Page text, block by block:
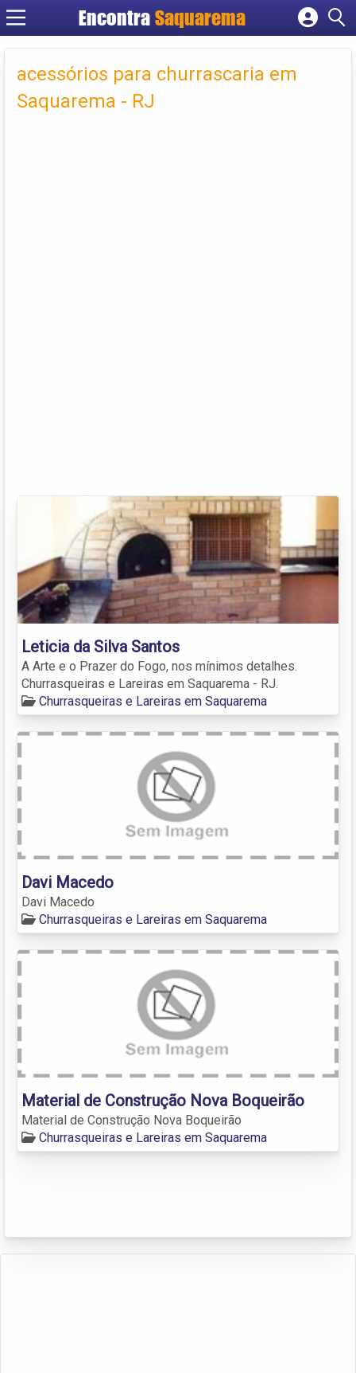
Encontra Saquarema
Cadastrar empresa
Criar conta
acessórios para churrascaria em
Saquarema - RJ
Leticia da Silva Santos
A Arte e o Prazer do Fogo, nos mínimos detalhes.
Churrasqueiras e Lareiras em Saquarema - RJ.
Churrasqueiras e Lareiras em Saquarema
Davi Macedo
Davi Macedo
Churrasqueiras e Lareiras em Saquarema
Material de Construção Nova Boqueirão
Material de Construção Nova Boqueirão
Churrasqueiras e Lareiras em Saquarema